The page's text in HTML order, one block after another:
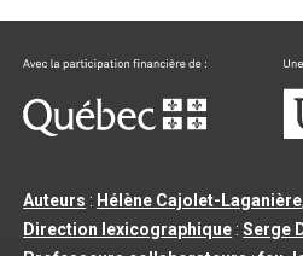
Auteurs : Hélène Cajolet-Laganière,
Direction lexicographique :Serge